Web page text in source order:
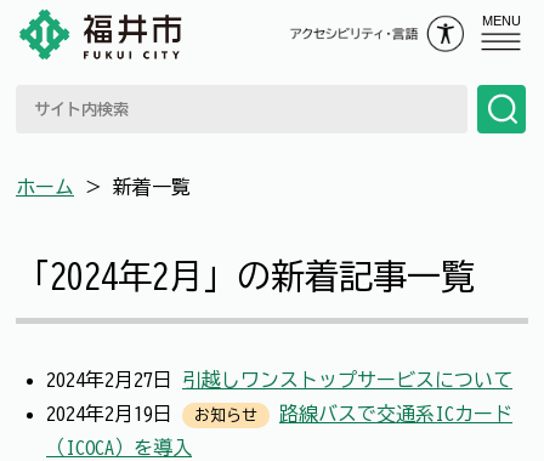
MENU
ホーム ＞ 新着一覧
「2024年2月」の新着記事一覧
2024年2月27日
引越しワンストップサービスについて
2024年2月19日
お知らせ
路線バスで交通系ICカード
（ICOCA）を導入